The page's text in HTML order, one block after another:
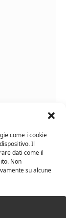
come i cookie
Il
dati come il
Non
su alcune
2015,